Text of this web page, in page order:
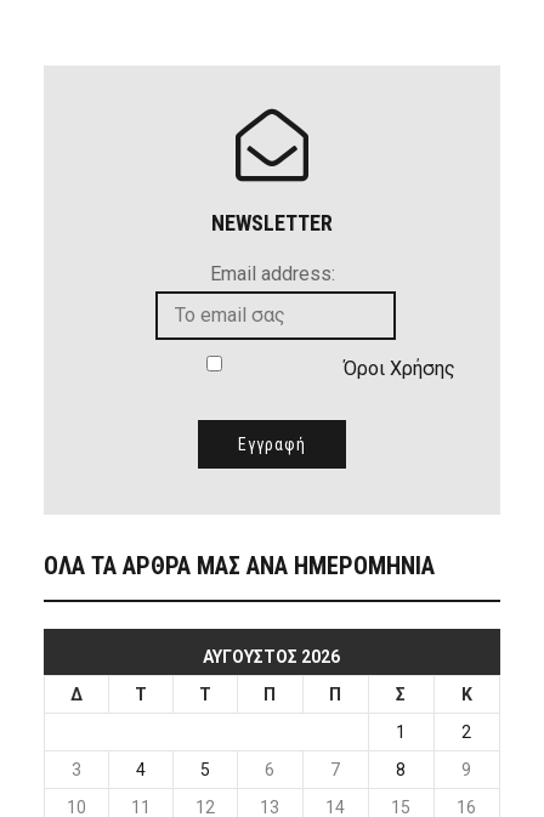
NEWSLETTER
Email address:
Όροι Χρήσης
ΟΛΑ ΤΑ ΑΡΘΡΑ ΜΑΣ ΑΝΑ ΗΜΕΡΟΜΗΝΙΑ
ΑΎΓΟΥΣΤΟΣ 2026
Δ
Τ Τ Π Π Σ
Κ
1
2
3
4 5 6 7 8
9
10
11 12 13 14 15 16